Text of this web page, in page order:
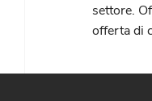
settore.
offerta di